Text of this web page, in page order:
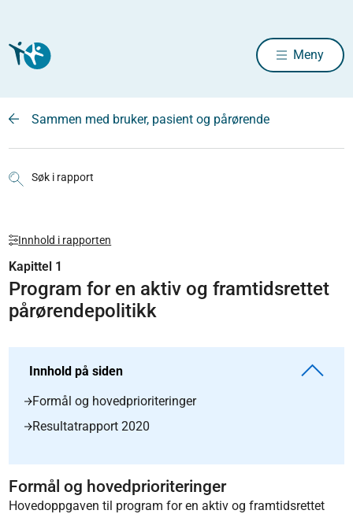
Meny
Sammen med bruker, pasient og pårørende
Søk i rapport
Innhold i rapporten
Kapittel 1
Program for en aktiv og framtidsrettet
pårørendepolitikk
Innhold på siden
Formål og hovedprioriteringer
Resultatrapport 2020
Formål og hovedprioriteringer
Hovedoppgaven til program for en aktiv og framtidsrettet